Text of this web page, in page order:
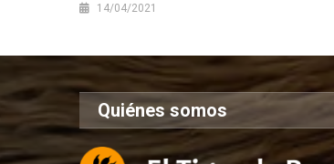
14/04/2021
Quiénes somos